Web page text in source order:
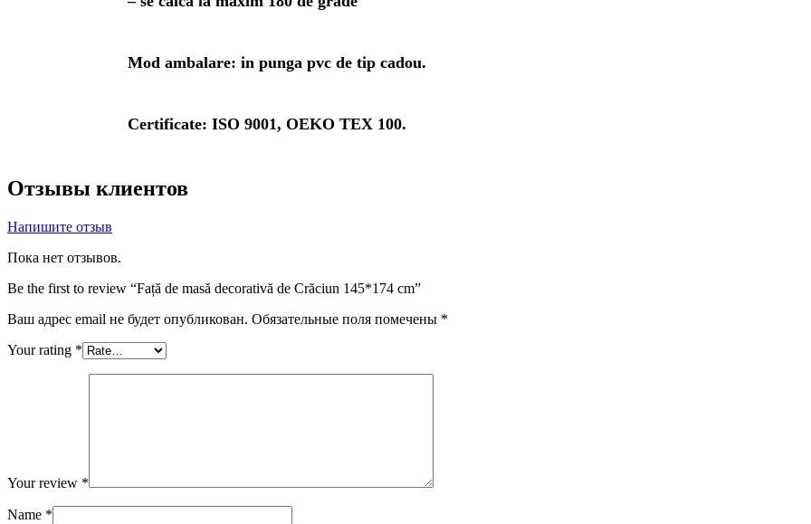
Mod ambalare: in punga pvc de tip cadou.
Certificate: ISO 9001, OEKO TEX 100.
Отзывы клиентов
Напишите отзыв
Пока нет отзывов.
Be the first to review “Față de masă decorativă de Crăciun 145*174 cm”
Ваш адрес email не будет опубликован. Обязательные поля помечены *
Your rating *
Your review *
Name *